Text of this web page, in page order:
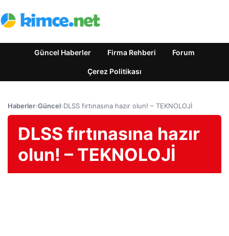
Güncel Haberler Firma Rehberi Forum
Çerez Politikası
Haberler›Güncel›DLSS fırtınasına hazır olun! – TEKNOLOJİ
DLSS fırtınasına hazır
olun! – TEKNOLOJİ